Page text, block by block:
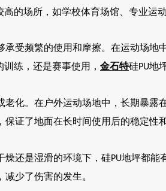
的场所，如学校体育场馆、专业运动
受频繁的使用和摩擦。在运动场地
练，还是赛事使用， 金石特硅PU地
化。在户外运动场地中，长期暴
证了地面在长时间使用后的稳定性和
燥还是湿滑的环境下，硅PU地坪都能
少了伤害的发生。